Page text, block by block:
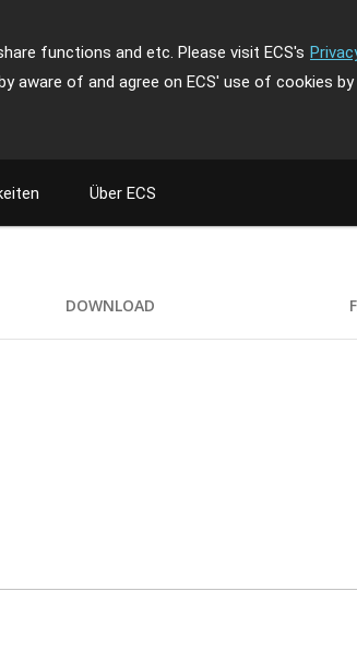
functions and etc. Please visit ECS's
aware of and agree on ECS' use of cookies by
Über ECS
DOWNLOAD